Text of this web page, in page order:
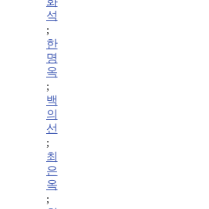
석
;
한
명
옥
;
백
의
선
;
최
은
옥
;